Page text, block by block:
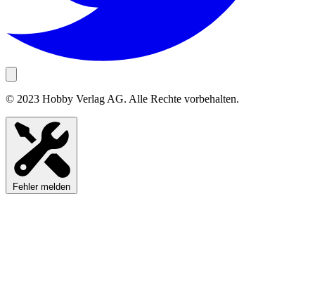
© 2023 Hobby Verlag AG. Alle Rechte vorbehalten.
Fehler melden